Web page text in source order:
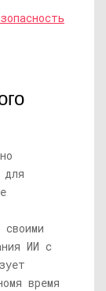
для
ИИ с
время